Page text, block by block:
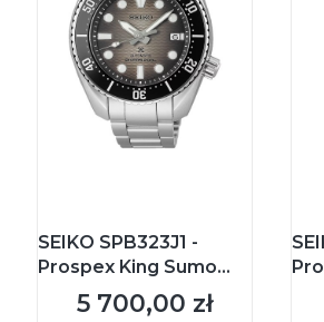
SEIKO SPB323J1 -
Prospex King Sumo
Diver - Męski - Zegarek
mechaniczny
Cena
5 700,00 zł